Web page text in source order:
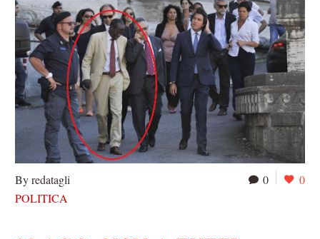
0 0
By redatagli
POLITICA